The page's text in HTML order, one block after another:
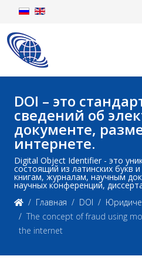
DOI – это
сведений об
документе,
интернете.
Digital Object Identifier - это
состоящий из латинских букв
книгам, журналам, научным
научных конференций,
Главная
DOI
The concept of fraud using
the internet